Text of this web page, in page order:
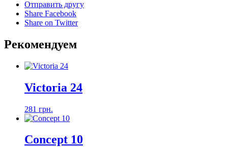
Отправить другу
Share Facebook
Share on Twitter
Рекомендуем
Victoria 24
281 грн.
Concept 10